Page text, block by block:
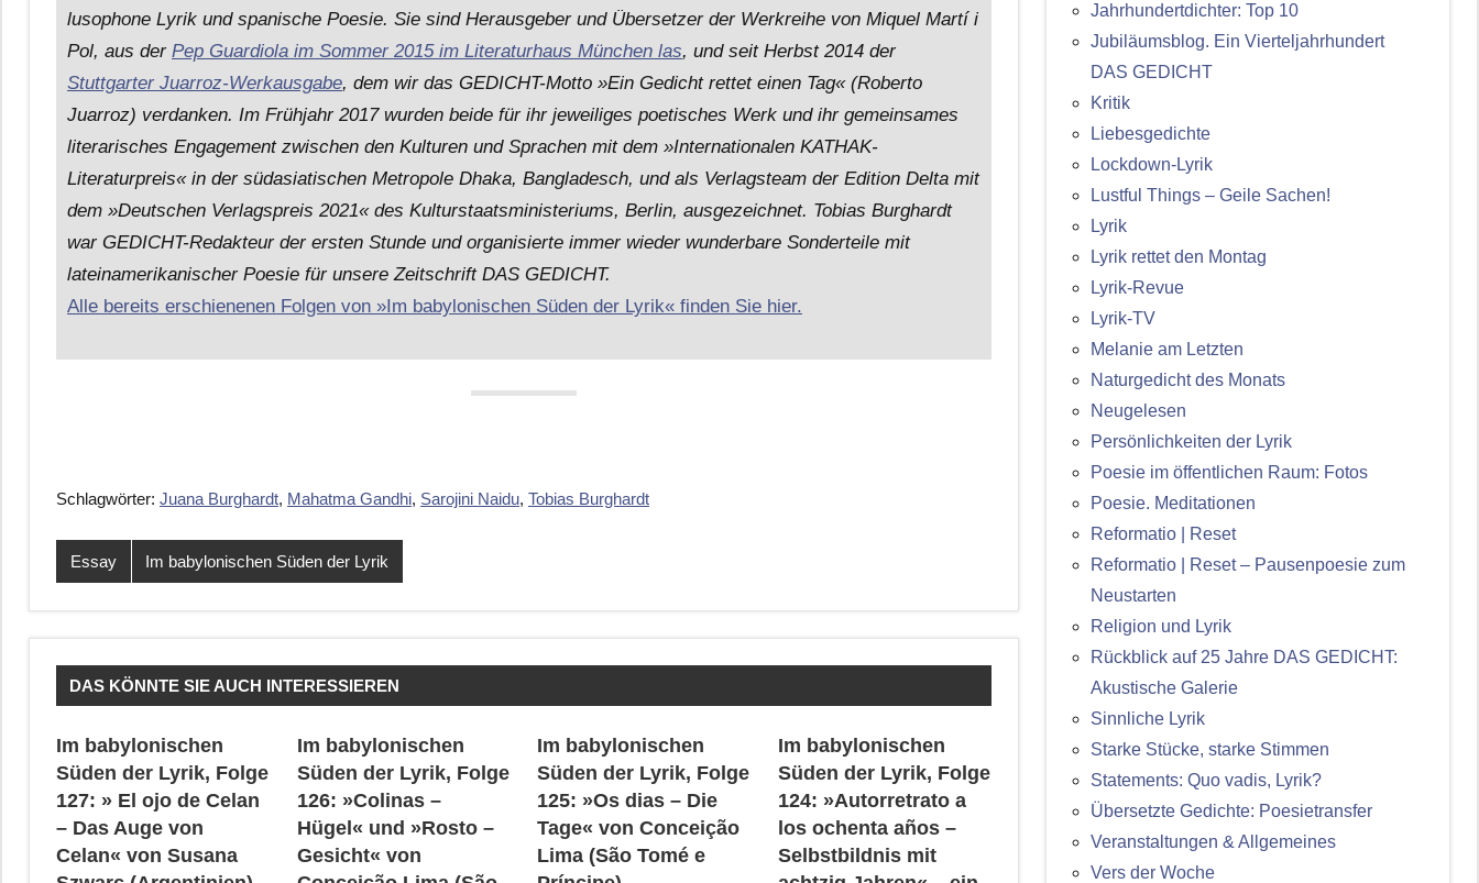
lusophone Lyrik und spanische Poesie. Sie sind Herausgeber und Übersetzer der Werkreihe von Miquel Martí i
Pol, aus der Pep Guardiola im Sommer 2015 im Literaturhaus München las, und seit Herbst 2014 der
Stuttgarter Juarroz-Werkausgabe, dem wir das GEDICHT-Motto »Ein Gedicht rettet einen Tag« (Roberto
Juarroz) verdanken. Im Frühjahr 2017 wurden beide für ihr jeweiliges poetisches Werk und ihr gemeinsames
literarisches Engagement zwischen den Kulturen und Sprachen mit dem »Internationalen KATHAK-
Literaturpreis« in der südasiatischen Metropole Dhaka, Bangladesch, und als Verlagsteam der Edition Delta mit
dem »Deutschen Verlagspreis 2021« des Kulturstaatsministeriums, Berlin, ausgezeichnet. Tobias Burghardt
war GEDICHT-Redakteur der ersten Stunde und organisierte immer wieder wunderbare Sonderteile mit
lateinamerikanischer Poesie für unsere Zeitschrift DAS GEDICHT.
Alle bereits erschienenen Folgen von »Im babylonischen Süden der Lyrik« finden Sie hier.
Schlagwörter: Juana Burghardt, Mahatma Gandhi, Sarojini Naidu, Tobias Burghardt
Essay Im babylonischen Süden der Lyrik
DAS KÖNNTE SIE AUCH INTERESSIEREN
Im babylonischen
Süden der Lyrik, Folge
127: » El ojo de Celan
– Das Auge von
Celan« von Susana
Im babylonischen
Süden der Lyrik, Folge
126: »Colinas –
Hügel« und »Rosto –
Gesicht« von
Im babylonischen
Süden der Lyrik, Folge
125: »Os dias – Die
Tage« von Conceição
Lima (São Tomé e
Im babylonischen
Süden der Lyrik, Folge
124: »Autorretrato a
los ochenta años –
Selbstbildnis mit
Jahrhundertdichter: Top 10
Jubiläumsblog. Ein Vierteljahrhundert
DAS GEDICHT
Kritik
Liebesgedichte
Lockdown-Lyrik
Lustful Things – Geile Sachen!
Lyrik
Lyrik rettet den Montag
Lyrik-Revue
Lyrik-TV
Melanie am Letzten
Naturgedicht des Monats
Neugelesen
Persönlichkeiten der Lyrik
Poesie im öffentlichen Raum: Fotos
Poesie. Meditationen
Reformatio | Reset
Reformatio | Reset – Pausenpoesie zum
Neustarten
Religion und Lyrik
Rückblick auf 25 Jahre DAS GEDICHT:
Akustische Galerie
Sinnliche Lyrik
Starke Stücke, starke Stimmen
Statements: Quo vadis, Lyrik?
Übersetzte Gedichte: Poesietransfer
Veranstaltungen & Allgemeines
Vers der Woche